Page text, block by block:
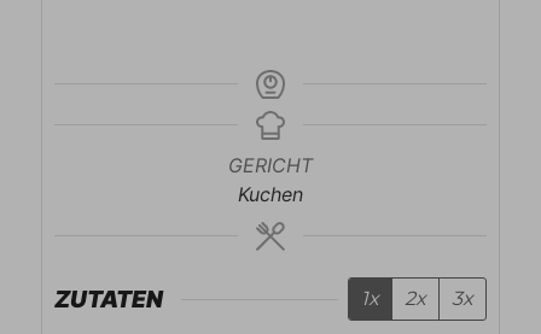
GERICHT
Kuchen
ZUTATEN 1x 2x 3x